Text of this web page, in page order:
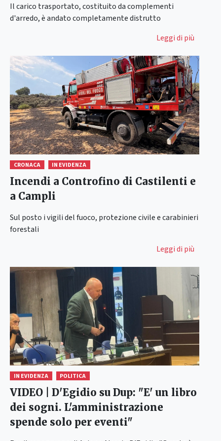
Il carico trasportato, costituito da complementi
d'arredo, è andato completamente distrutto
Leggi di più
CRONACA IN EVIDENZA
Incendi a Controfino di Castilenti e
a Campli
Sul posto i vigili del fuoco, protezione civile e carabinieri
forestali
Leggi di più
IN EVIDENZA POLITICA
VIDEO | D'Egidio su Dup: "E' un libro
dei sogni. L'amministrazione
spende solo per eventi"